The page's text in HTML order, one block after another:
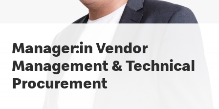
Manager:in Vendor
Management & Technical
Procurement